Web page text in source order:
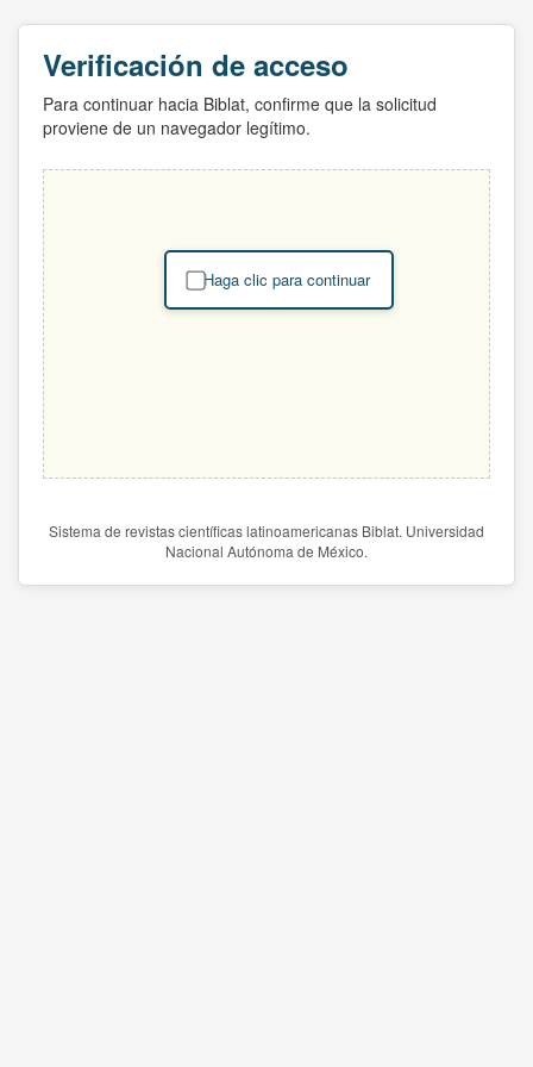
Verificación de acceso
Para continuar hacia Biblat, confirme que la solicitud
proviene de un navegador legítimo.
Haga clic para continuar
Sistema de revistas científicas latinoamericanas Biblat. Universidad
Nacional Autónoma de México.